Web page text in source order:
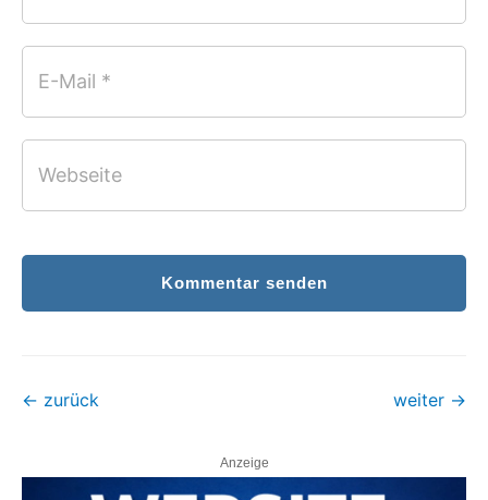
E-Mail *
Webseite
Kommentar senden
← zurück weiter →
Anzeige